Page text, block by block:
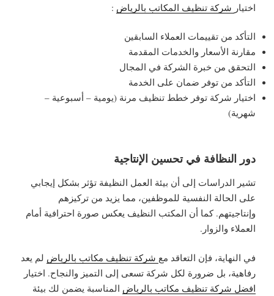
اختيار شركة تنظيف المكاتب بالرياض :
التأكد من تقييمات العملاء السابقين
مقارنة الأسعار والخدمات المقدمة
التحقق من خبرة الشركة في المجال
التأكد من توفر ضمان على الخدمة
اختيار شركة توفر خطط تنظيف مرنة (يومية – أسبوعية –
شهرية)
دور النظافة في تحسين الإنتاجية
تشير الدراسات إلى أن بيئة العمل النظيفة تؤثر بشكل إيجابي
على الحالة النفسية للموظفين، مما يزيد من تركيزهم
وإنتاجيتهم. كما أن المكتب النظيف يعكس صورة احترافية أمام
العملاء والزوار.
في النهاية، فإن التعاقد مع شركة تنظيف مكاتب بالرياض لم يعد
رفاهية، بل ضرورة لكل شركة تسعى إلى التميز والنجاح. اختيار
افضل شركة تنظيف مكاتب بالرياض المناسبة يضمن لك بيئة